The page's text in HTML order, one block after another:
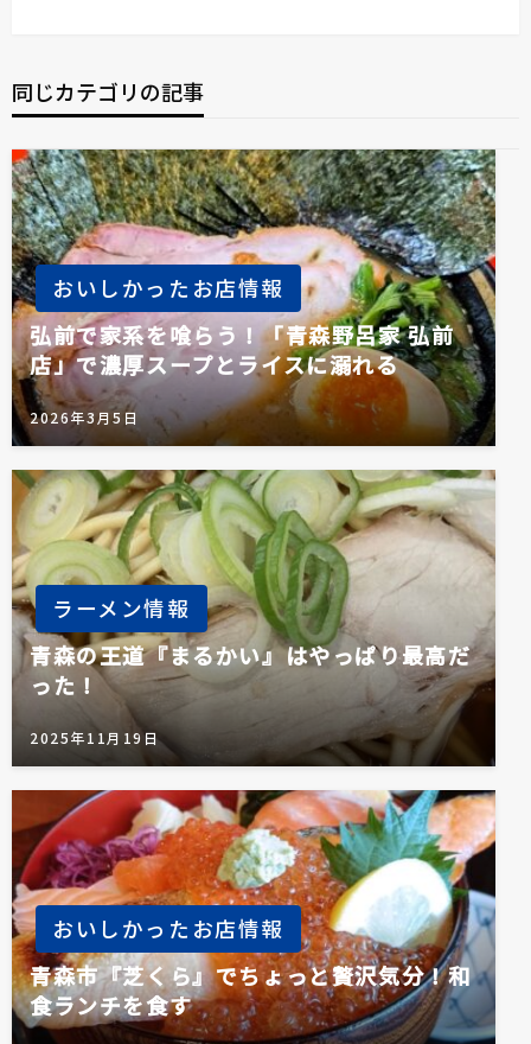
ー
ョ
ン
同じカテゴリの記事
おいしかったお店情報
弘前で家系を喰らう！「青森野呂家 弘前
店」で濃厚スープとライスに溺れる
2026年3月5日
ラーメン情報
青森の王道『まるかい』はやっぱり最高だ
った！
2025年11月19日
おいしかったお店情報
青森市『芝くら』でちょっと贅沢気分！和
食ランチを食す